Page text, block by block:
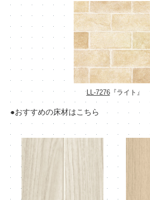
LL-7276『ライト』
●おすすめの床材はこちら